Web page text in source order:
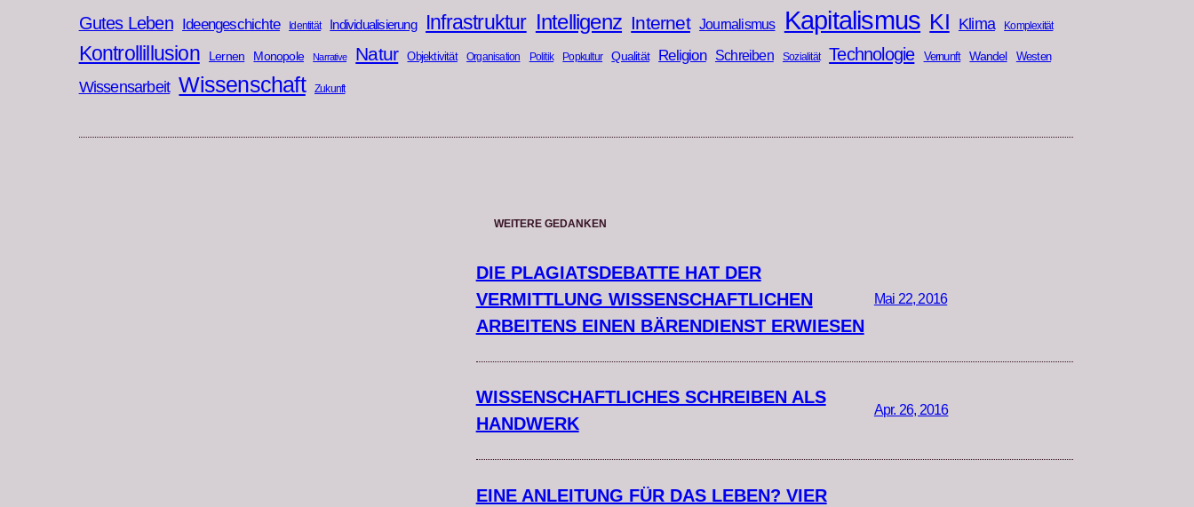
Gutes Leben Ideengeschichte Identität Individualisierung Infrastruktur Intelligenz Internet Journalismus Kapitalismus KI Klima Komplexität
Kontrollillusion Lernen Monopole Narrative Natur Objektivität Organisation Politik Popkultur Qualität Religion Schreiben Sozialität Technologie Vernunft Wandel Westen
Wissensarbeit Wissenschaft Zukunft
WEITERE GEDANKEN
DIE PLAGIATSDEBATTE HAT DER
VERMITTLUNG WISSENSCHAFTLICHEN
ARBEITENS EINEN BÄRENDIENST ERWIESEN
Mai 22, 2016
WISSENSCHAFTLICHES SCHREIBEN ALS
HANDWERK
Apr. 26, 2016
EINE ANLEITUNG FÜR DAS LEBEN? VIER